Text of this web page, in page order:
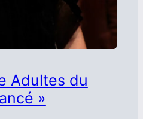
Adultes du
»